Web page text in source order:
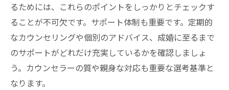
るためには、これらのポイントをしっかりとチェックす
ることが不可欠です。サポート体制も重要です。定期的
なカウンセリングや個別のアドバイス、成婚に至るまで
のサポートがどれだけ充実しているかを確認しましょ
う。カウンセラーの質や親身な対応も重要な選考基準と
なります。